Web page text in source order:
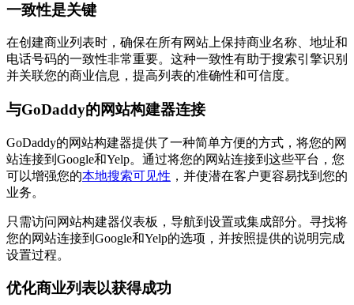
一致性是关键
在创建商业列表时，确保在所有网站上保持商业名称、地址和
电话号码的一致性非常重要。这种一致性有助于搜索引擎识别
并关联您的商业信息，提高列表的准确性和可信度。
与GoDaddy的网站构建器连接
GoDaddy的网站构建器提供了一种简单方便的方式，将您的网
站连接到Google和Yelp。通过将您的网站连接到这些平台，您
可以增强您的本地搜索可见性 ，并使潜在客户更容易找到您的
业务。
只需访问网站构建器仪表板，导航到设置或集成部分。寻找将
您的网站连接到Google和Yelp的选项，并按照提供的说明完成
设置过程。
优化商业列表以获得成功